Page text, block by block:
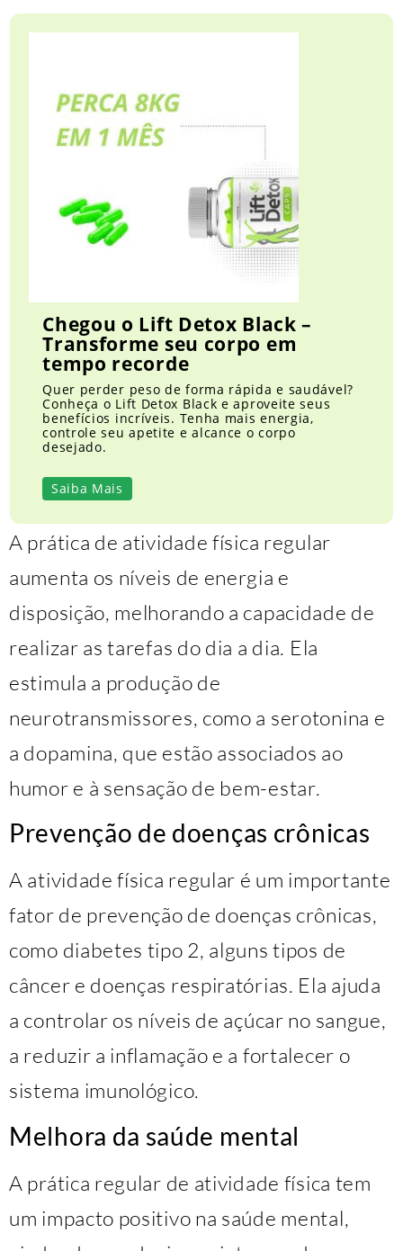
Chegou o Lift Detox Black –
Transforme seu corpo em
tempo recorde
Quer perder peso de forma rápida e saudável?
Conheça o Lift Detox Black e aproveite seus
benefícios incríveis. Tenha mais energia,
controle seu apetite e alcance o corpo
desejado.
Saiba Mais
A prática de atividade física regular
aumenta os níveis de energia e
disposição, melhorando a capacidade de
realizar as tarefas do dia a dia. Ela
estimula a produção de
neurotransmissores, como a serotonina e
a dopamina, que estão associados ao
humor e à sensação de bem-estar.
Prevenção de doenças crônicas
A atividade física regular é um importante
fator de prevenção de doenças crônicas,
como diabetes tipo 2, alguns tipos de
câncer e doenças respiratórias. Ela ajuda
a controlar os níveis de açúcar no sangue,
a reduzir a inflamação e a fortalecer o
sistema imunológico.
Melhora da saúde mental
A prática regular de atividade física tem
um impacto positivo na saúde mental,